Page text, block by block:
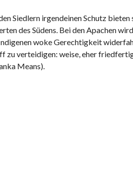
Siedlern irgendeinen Schutz
des Südens. Bei den Apachen
woke Gerechtigkeit
zu verteidigen: weise, eher
Means).